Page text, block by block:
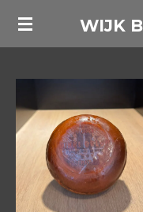
Ga
de
WIJK